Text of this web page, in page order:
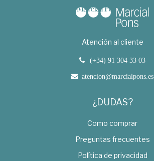
Atención al cliente
(+34) 91 304 33 03
atencion@marcialpons.es
¿DUDAS?
Como comprar
Preguntas frecuentes
Política de privacidad